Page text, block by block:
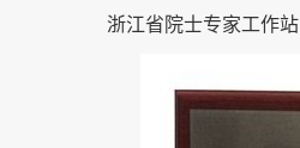
浙江省院士专家工作站